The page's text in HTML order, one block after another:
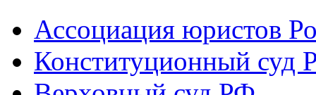
Ассоциация юристов
Конституционный суд